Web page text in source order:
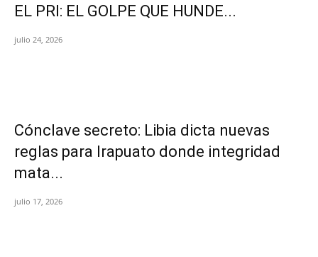
EL PRI: EL GOLPE QUE HUNDE...
julio 24, 2026
Cónclave secreto: Libia dicta nuevas
reglas para Irapuato donde integridad
mata...
julio 17, 2026